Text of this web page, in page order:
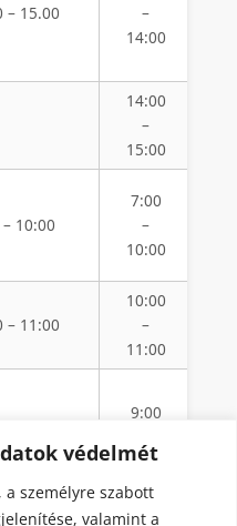
védelmét
a személyre szabott
valamint a
– 15.00
–
14:00
14:00
–
15:00
10:00
7:00
–
10:00
– 11:00
10:00
–
11:00
9:00
11:00